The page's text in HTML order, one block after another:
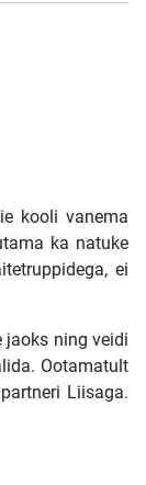
kooli vanema
ka natuke
ei
jaoks ning veidi
Ootamatult
Liisaga.